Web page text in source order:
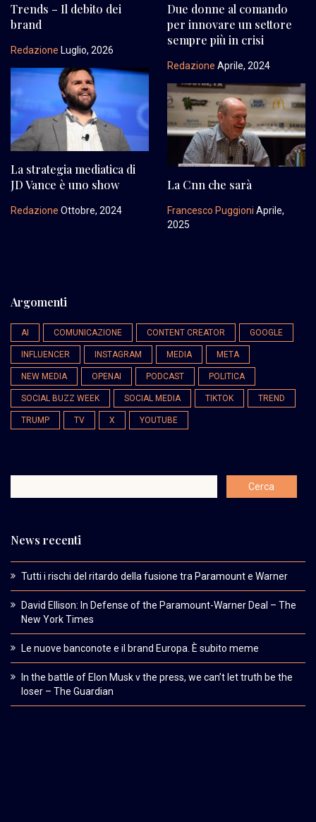
Trends – Il debito dei
brand
Redazione Luglio, 2026
Due donne al comando
per innovare un settore
sempre più in crisi
Redazione Aprile, 2024
La strategia mediatica di
JD Vance è uno show
Redazione Ottobre, 2024
La Cnn che sarà
Francesco Puggioni Aprile,
2025
Argomenti
AI COMUNICAZIONE CONTENT CREATOR GOOGLE
INFLUENCER INSTAGRAM MEDIA META
NEW MEDIA OPENAI PODCAST POLITICA
SOCIAL BUZZ WEEK SOCIAL MEDIA TIKTOK TREND
TRUMP TV X YOUTUBE
News recenti
Tutti i rischi del ritardo della fusione tra Paramount e Warner
David Ellison: In Defense of the Paramount-Warner Deal – The
New York Times
Le nuove banconote e il brand Europa. È subito meme
In the battle of Elon Musk v the press, we can’t let truth be the
loser – The Guardian